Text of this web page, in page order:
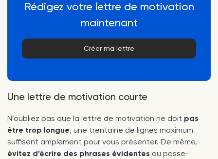
Rédigez votre lettre de motivation
maintenant
Créer ma lettre
Une lettre de motivation courte
N’oubliez pas que la lettre de motivation ne doit pas
être trop longue, une trentaine de lignes maximum
suffisent amplement pour vous présenter. De même,
évitez d’écrire des phrases évidentes ou passe-